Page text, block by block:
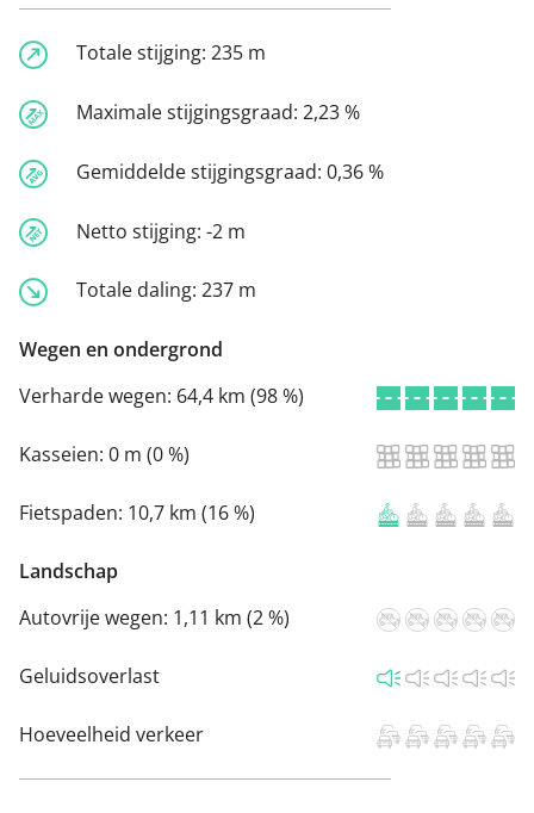
Totale stijging: 235 m
Maximale stijgingsgraad: 2,23 %
Gemiddelde stijgingsgraad: 0,36 %
Netto stijging: -2 m
Totale daling: 237 m
Wegen en ondergrond
Verharde wegen: 64,4 km (98 %)
Kasseien: 0 m (0 %)
Fietspaden: 10,7 km (16 %)
Landschap
Autovrije wegen: 1,11 km (2 %)
Geluidsoverlast
Hoeveelheid verkeer